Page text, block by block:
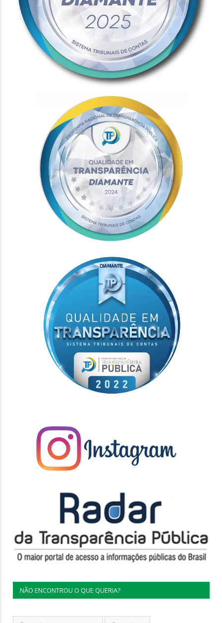
NÃO ENCONTROU O QUE QUERIA?